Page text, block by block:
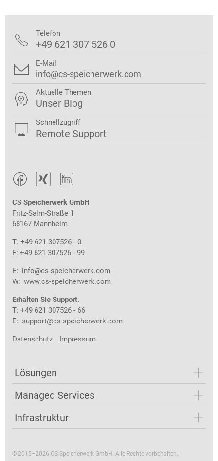
  
CS Speicherwerk GmbH
Fritz-Salm-Straße 1
68167 Mannheim
T: +49 621 307526 - 0
F: +49 621 307526 - 99
E: info@cs-speicherwerk.com
W: www.cs-speicherwerk.com
Erhalten Sie Support.
T: +49 621 307526 - 66
E: support@cs-speicherwerk.com
Datenschutz Impressum
Lösungen
Managed Services
Infrastruktur
 Telefon
+49 621 307 526 0
 E-Mail
info@cs-speicherwerk.com
 Aktuelle Themen
Unser Blog
 Schnellzugriff
Remote Support
© 2015–2026 CS Speicherwerk GmbH. Alle Rechte vorbehalten.